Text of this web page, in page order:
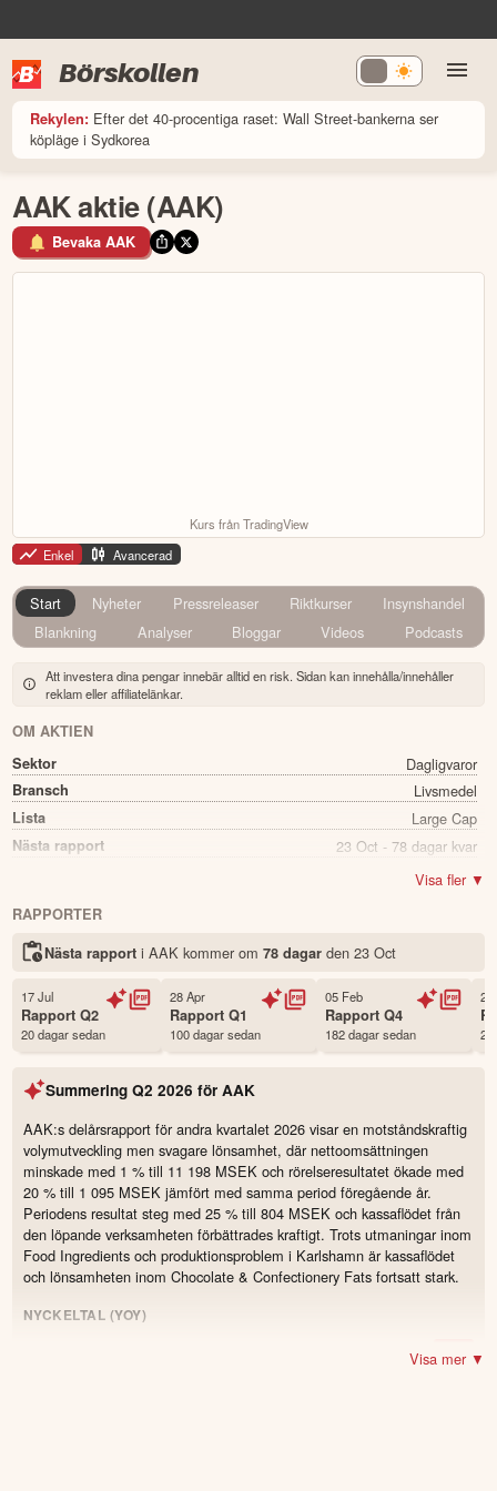
Börskollen
Rekylen: Efter det 40-procentiga raset: Wall Street-bankerna ser
köpläge i Sydkorea
AAK aktie (AAK)
Bevaka AAK
Kurs från TradingView
Enkel
Avancerad
Start Nyheter Pressreleaser Riktkurser
Insynshandel
Blankning
Analyser Bloggar Videos Podcasts
Att investera dina pengar innebär alltid en risk. Sidan kan innehålla/innehåller
reklam eller affiliatelänkar.
OM AKTIEN
Sektor
Dagligvaror
Bransch Livsmedel
Lista Large Cap
Nästa rapport 23 Oct - 78 dagar kvar
Ja
Namn
AAK
Status Noterad
Land
Antal ägare Avanza
Antal ägare Nordnet
6,552 st
Källa:Börsdata
Visa fler ▼
RAPPORTER
Nästa rapport i AAK kommer om 78 dagarden 23 Oct
17 Jul
RapportQ2
20 dagar sedan
28 Apr
RapportQ1
100 dagar sedan
05 Feb
RapportQ4
182 dagar sedan
23
Summering Q2 2026 för AAK
AAK:s delårsrapport för andra kvartalet 2026 visar en motståndskraftig
volymutveckling men svagare lönsamhet, där nettoomsättningen
minskade med 1 % till 11 198 MSEK och rörelseresultatet ökade med
20 % till 1 095 MSEK jämfört med samma period föregående år.
Periodens resultat steg med 25 % till 804 MSEK och kassaflödet från
den löpande verksamheten förbättrades kraftigt. Trots utmaningar inom
Food Ingredients och produktionsproblem i Karlshamn är kassaflödet
och lönsamheten inom Chocolate & Confectionery Fats fortsatt stark.
NYCKELTAL (YOY)
(11 300)Visa mer ▼